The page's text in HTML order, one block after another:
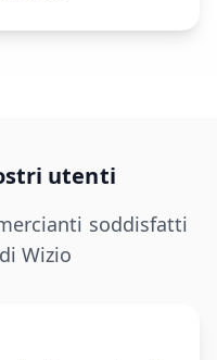
utenti
soddisfatti
Wizio